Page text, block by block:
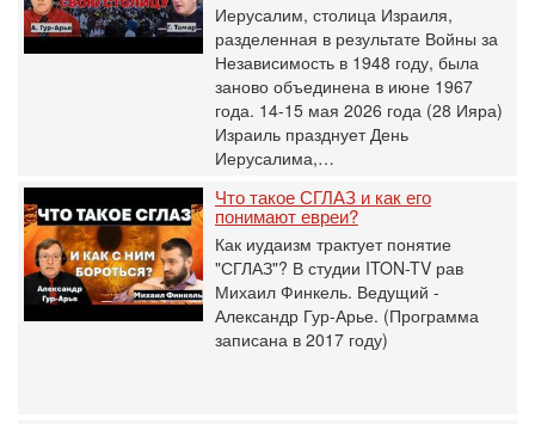
Иерусалим, столица Израиля,
разделенная в результате Войны за
Независимость в 1948 году, была
заново объединена в июне 1967
года. 14-15 мая 2026 года (28 Ияра)
Израиль празднует День
Иерусалима,…
Что такое СГЛАЗ и как его
понимают евреи?
Как иудаизм трактует понятие
"СГЛАЗ"? В студии ITON-TV рав
Михаил Финкель. Ведущий -
Александр Гур-Арье. (Программа
записана в 2017 году)